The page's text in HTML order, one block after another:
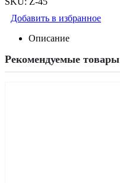
Добавить в избранное
Описание
Рекомендуемые товары